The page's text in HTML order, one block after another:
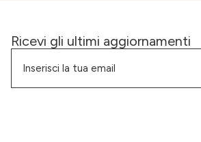
Ricevi gli ultimi aggiornamenti